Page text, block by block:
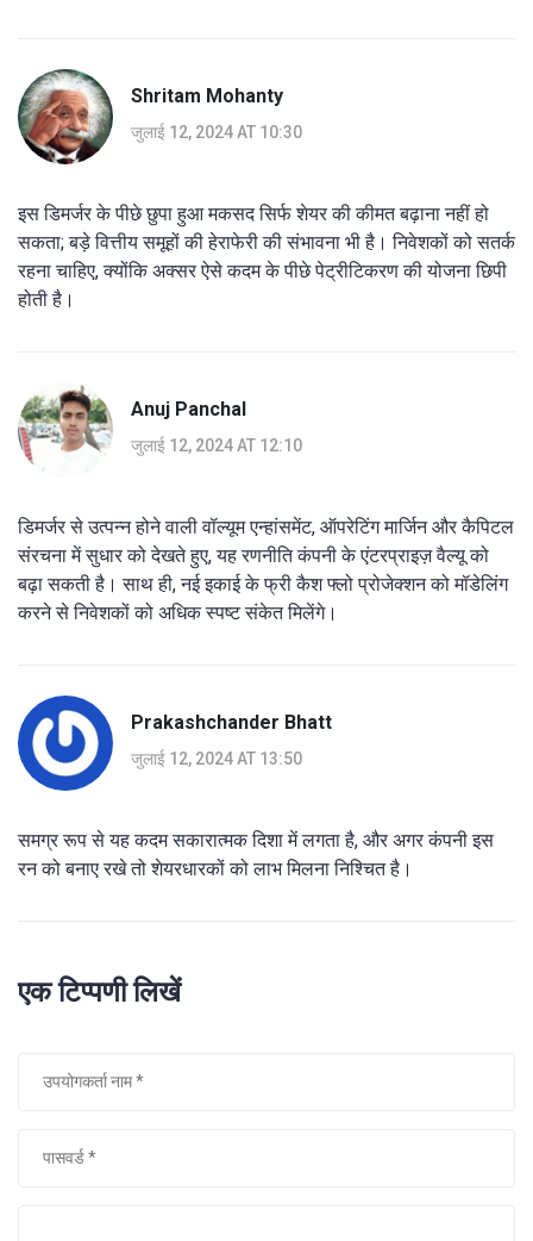
Shritam Mohanty
जुलाई 12, 2024 AT 10:30
इस डिमर्जर के पीछे छुपा हुआ मकसद सिर्फ शेयर की कीमत बढ़ाना नहीं हो
सकता; बड़े वित्तीय समूहों की हेराफेरी की संभावना भी है। निवेशकों को सतर्क
रहना चाहिए, क्योंकि अक्सर ऐसे कदम के पीछे पेट्रीटिकरण की योजना छिपी
होती है।
Anuj Panchal
जुलाई 12, 2024 AT 12:10
डिमर्जर से उत्पन्न होने वाली वॉल्यूम एन्हांसमेंट, ऑपरेटिंग मार्जिन और कैपिटल
संरचना में सुधार को देखते हुए, यह रणनीति कंपनी के एंटरप्राइज़ वैल्यू को
बढ़ा सकती है। साथ ही, नई इकाई के फ्री कैश फ्लो प्रोजेक्शन को मॉडेलिंग
करने से निवेशकों को अधिक स्पष्ट संकेत मिलेंगे।
Prakashchander Bhatt
जुलाई 12, 2024 AT 13:50
समग्र रूप से यह कदम सकारात्मक दिशा में लगता है, और अगर कंपनी इस
रन को बनाए रखे तो शेयरधारकों को लाभ मिलना निश्चित है।
एक टिप्पणी लिखें